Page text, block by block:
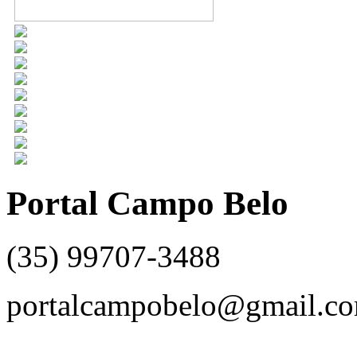
Portal Campo Belo
(35) 99707-3488